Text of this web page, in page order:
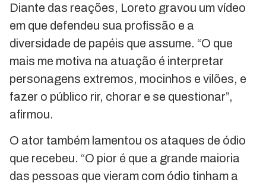
Diante das reações, Loreto gravou um vídeo
em que defendeu sua profissão e a
diversidade de papéis que assume. “O que
mais me motiva na atuação é interpretar
personagens extremos, mocinhos e vilões, e
fazer o público rir, chorar e se questionar”,
afirmou.
O ator também lamentou os ataques de ódio
que recebeu. “O pior é que a grande maioria
das pessoas que vieram com ódio tinham a